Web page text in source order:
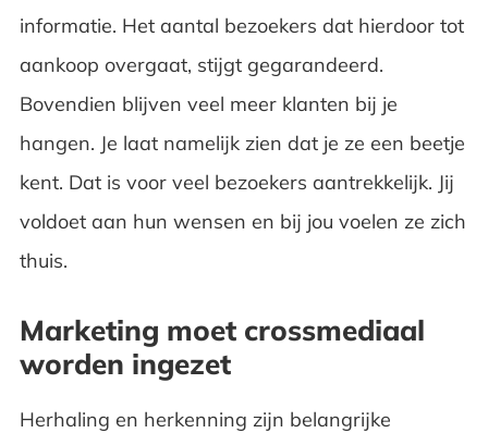
informatie. Het aantal bezoekers dat hierdoor tot
aankoop overgaat, stijgt gegarandeerd.
Bovendien blijven veel meer klanten bij je
hangen. Je laat namelijk zien dat je ze een beetje
kent. Dat is voor veel bezoekers aantrekkelijk. Jij
voldoet aan hun wensen en bij jou voelen ze zich
thuis.
Marketing moet crossmediaal
worden ingezet
Herhaling en herkenning zijn belangrijke